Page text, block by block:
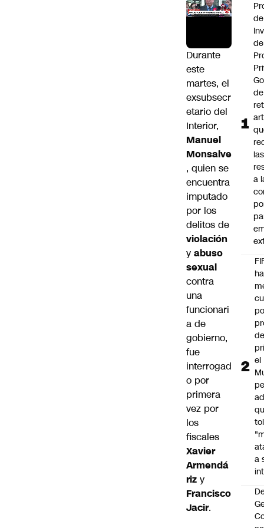
Durante
este
martes, el
exsubsecr
etario del
Interior,
Manuel
Monsalve
, quien se
encuentra
imputado
por los
delitos de
violación
y abuso
sexual
contra
una
funcionari
a de
gobierno,
fue
interrogad
o por
primera
vez por
los
fiscales
Xavier
Armendá
riz y
Francisco
Jacir.
de
las
a
de
el
a